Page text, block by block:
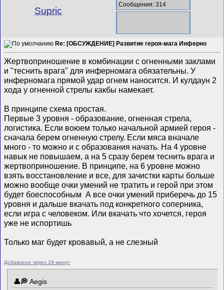
Supric
Сообщения: 314
Re: [ОБСУЖДЕНИЕ] Развитие героя-мага Инферно
Жертвоприношение в комбинации с огненными заклами
и "теснить врага" для инферномага обязательны. У
инферномага прямой удар огнем наносится. И кулдаун 2
хода у огненной стрелы какбы намекает.
В принципе схема простая.
Первые 3 уровня - образование, огненная стрела,
логистика. Если воюем только начальной армией героя -
сначала берем огненную стрелу. Если мяса вначале
много - то можно и с образования начать. На 4 уровне
навык не повышаем, а на 5 сразу берем теснить врага и
жертвоприношение. В принципе, на 6 уровне можно
взять восстановление и все, для зачистки карты больше
можно вообще очки умений не тратить и герой при этом
будет боеспособным А все очки умений приберечь до 15
уровня и дальше вкачать под конкретного соперника,
если игра с человеком. Или вкачать что хочется, героя
уже не испортишь
Только маг будет кровавый, а не слезный
Добавлено через 19 минут
Aegis